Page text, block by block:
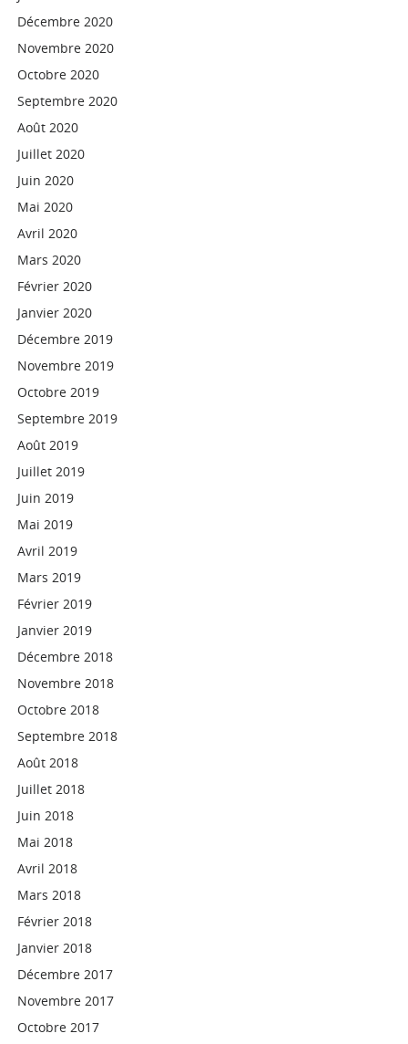
Décembre 2020
Novembre 2020
Octobre 2020
Septembre 2020
Août 2020
Juillet 2020
Juin 2020
Mai 2020
Avril 2020
Mars 2020
Février 2020
Janvier 2020
Décembre 2019
Novembre 2019
Octobre 2019
Septembre 2019
Août 2019
Juillet 2019
Juin 2019
Mai 2019
Avril 2019
Mars 2019
Février 2019
Janvier 2019
Décembre 2018
Novembre 2018
Octobre 2018
Septembre 2018
Août 2018
Juillet 2018
Juin 2018
Mai 2018
Avril 2018
Mars 2018
Février 2018
Janvier 2018
Décembre 2017
Novembre 2017
Octobre 2017